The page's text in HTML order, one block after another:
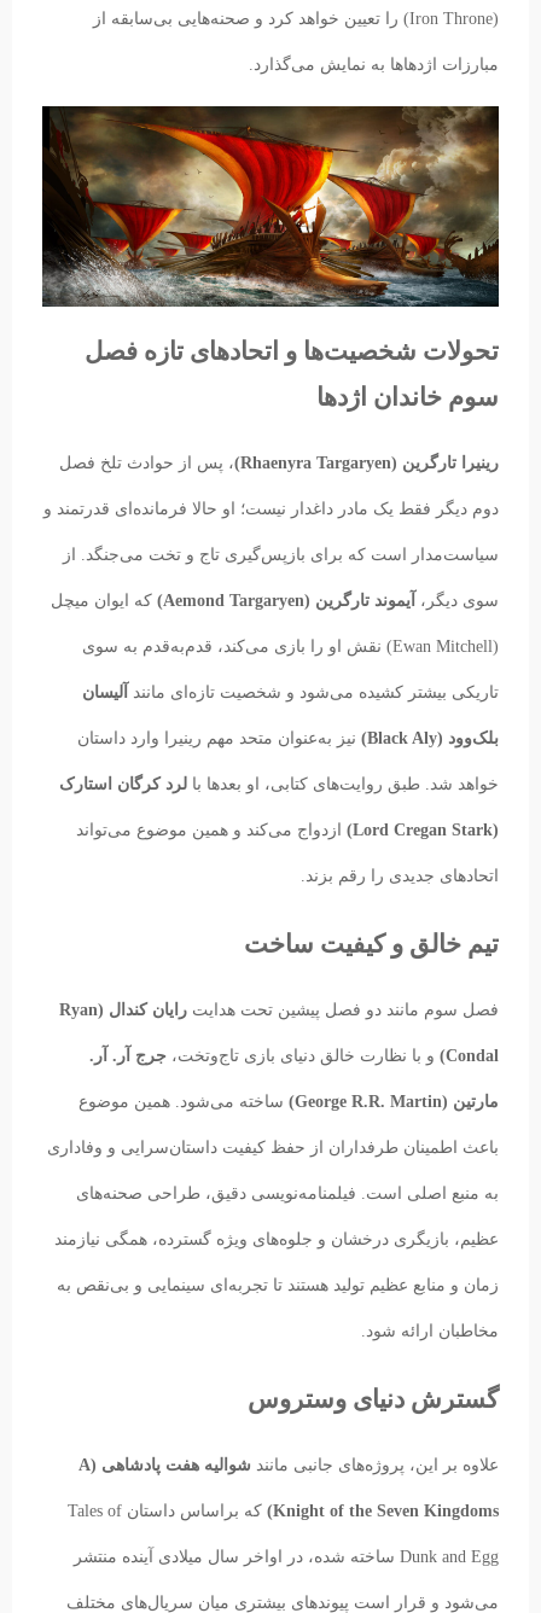
(Iron Throne) را تعیین خواهد کرد و صحنه‌هایی بی‌سابقه از
مبارزات اژدهاها به نمایش می‌گذارد.
تحولات شخصیت‌ها و اتحادهای تازه فصل
سوم خاندان اژدها
رینیرا تارگرین (Rhaenyra Targaryen) ، پس از حوادث تلخ فصل
دوم دیگر فقط یک مادر داغدار نیست؛ او حالا فرمانده‌ای قدرتمند و
سیاست‌مدار است که برای بازپس‌گیری تاج و تخت می‌جنگد. از
سوی دیگر، آیموند تارگرین (Aemond Targaryen) که ایوان میچل
(Ewan Mitchell) نقش او را بازی می‌کند، قدم‌به‌قدم به سوی
تاریکی بیشتر کشیده می‌شود و شخصیت تازه‌ای مانند آلیسان
بلک‌وود (Black Aly) نیز به‌عنوان متحد مهم رینیرا وارد داستان
خواهد شد. طبق روایت‌های کتابی، او بعدها با لرد کرگان استارک
(Lord Cregan Stark) ازدواج می‌کند و همین موضوع می‌تواند
اتحادهای جدیدی را رقم بزند.
تیم خالق و کیفیت ساخت
فصل سوم مانند دو فصل پیشین تحت هدایت رایان کندال (Ryan
Condal) و با نظارت خالق دنیای بازی تاج‌وتخت، جرج آر. آر.
مارتین (George R.R. Martin) ساخته می‌شود. همین موضوع
باعث اطمینان طرفداران از حفظ کیفیت داستان‌سرایی و وفاداری
به منبع اصلی است. فیلمنامه‌نویسی دقیق، طراحی صحنه‌های
عظیم، بازیگری درخشان و جلوه‌های ویژه گسترده، همگی نیازمند
زمان و منابع عظیم تولید هستند تا تجربه‌ای سینمایی و بی‌نقص به
مخاطبان ارائه شود.
گسترش دنیای وستروس
علاوه بر این، پروژه‌های جانبی مانند شوالیه هفت پادشاهی (A
Knight of the Seven Kingdoms) که براساس داستان Tales of
Dunk and Egg ساخته شده، در اواخر سال میلادی آینده منتشر
می‌شود و قرار است پیوندهای بیشتری میان سریال‌های مختلف